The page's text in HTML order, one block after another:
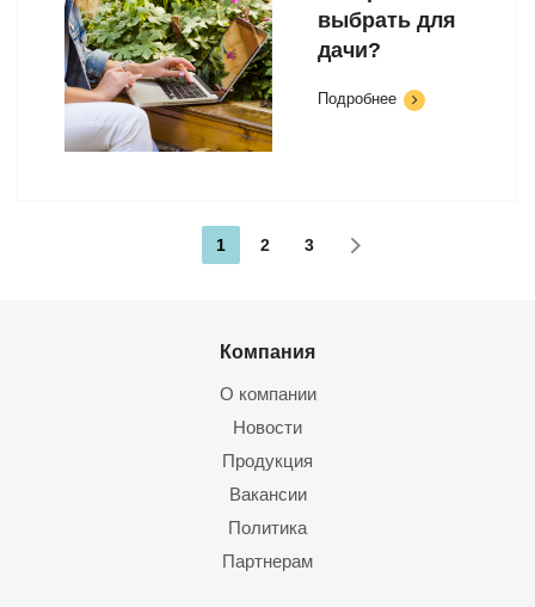
выбрать для
дачи?
Подробнее
1 2 3
Компания
О компании
Новости
Продукция
Вакансии
Политика
Партнерам